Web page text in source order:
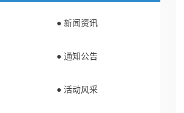
● 新闻资讯
● 通知公告
● 活动风采